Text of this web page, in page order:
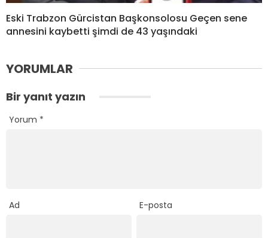
Eski Trabzon Gürcistan Başkonsolosu Geçen sene
annesini kaybetti şimdi de 43 yaşındaki
YORUMLAR
Bir yanıt yazın
Yorum *
Ad E-posta